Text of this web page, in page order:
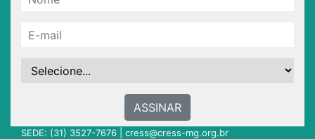
ASSINAR
SEDE: (31) 3527-7676 | cress@cress-mg.org.br